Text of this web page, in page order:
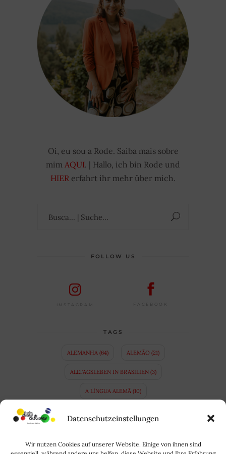
Datenschutzeinstellungen
Wir nutzen Cookies auf unserer Website. Einige von ihnen sind
Oi, eu sou a Rode. Saiba mais sobre
mim AQUI. | Hallo, ich bin Rode und
HIER erfahrt ihr mehr über mich.
FOLLOW US
INSTAGRAM FACEBOOK
TAGS
ALEMANHA (64) ALEMÃO (21)
ALLTAGSLEBEN IN BRASILIEN(3)
A LÍNGUA ALEMÃ (10)
BRASIL(35) BRASILIEN(34)